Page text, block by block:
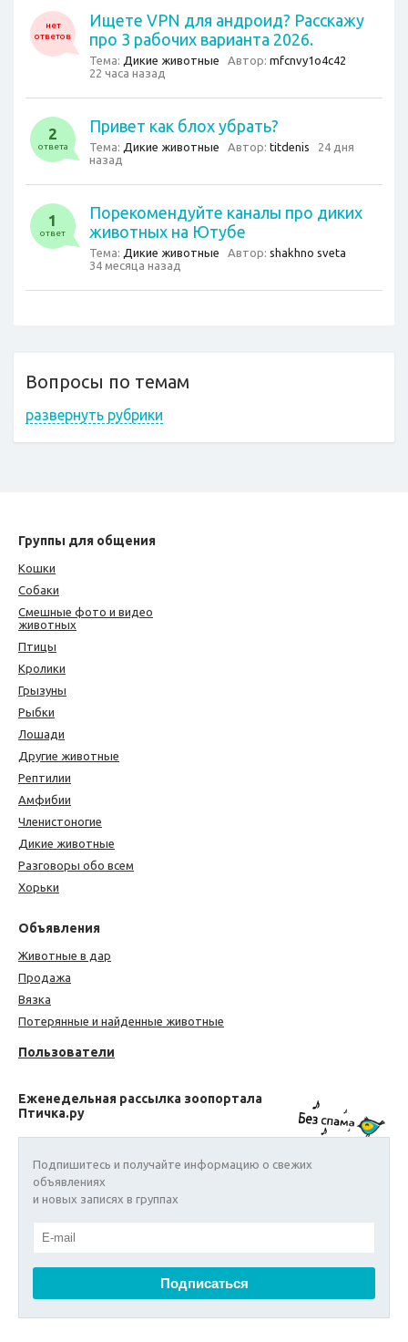
нет
ответов
Ищете VPN для андроид? Расскажу
про 3 рабочих варианта 2026.
Тема: Дикие животные Автор: mfcnvy1o4c42
22 часа назад
2
ответа
Привет как блох убрать?
Тема: Дикие животные Автор: titdenis
24 дня
назад
1
ответ
Порекомендуйте каналы про диких
животных на Ютубе
Тема: Дикие животные Автор: shakhno sveta
34 месяца назад
Вопросы по темам
развернуть рубрики
Группы для общения
Кошки
Собаки
Смешные фото и видео
животных
Птицы
Кролики
Грызуны
Рыбки
Лошади
Другие животные
Рептилии
Амфибии
Членистоногие
Дикие животные
Разговоры обо всем
Хорьки
Объявления
Животные в дар
Продажа
Вязка
Потерянные и найденные животные
Пользователи
Еженедельная рассылка зоопортала
Птичка.ру
Подпишитесь и получайте информацию о свежих
объявлениях
и новых записях в группах